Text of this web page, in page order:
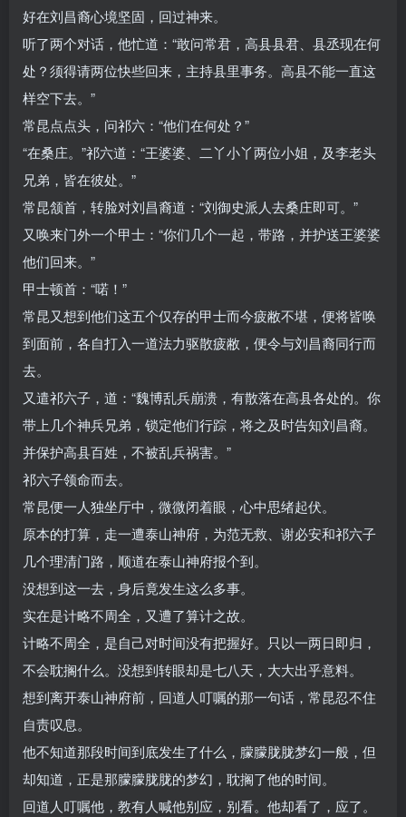
好在刘昌裔心境坚固，回过神来。
听了两个对话，他忙道：“敢问常君，高县县君、县丞现在何
处？须得请两位快些回来，主持县里事务。高县不能一直这
样空下去。”
常昆点点头，问祁六：“他们在何处？”
“在桑庄。”祁六道：“王婆婆、二丫小丫两位小姐，及李老头
兄弟，皆在彼处。”
常昆颔首，转脸对刘昌裔道：“刘御史派人去桑庄即可。”
又唤来门外一个甲士：“你们几个一起，带路，并护送王婆婆
他们回来。”
甲士顿首：“喏！”
常昆又想到他们这五个仅存的甲士而今疲敝不堪，便将皆唤
到面前，各自打入一道法力驱散疲敝，便令与刘昌裔同行而
去。
又遣祁六子，道：“魏博乱兵崩溃，有散落在高县各处的。你
带上几个神兵兄弟，锁定他们行踪，将之及时告知刘昌裔。
并保护高县百姓，不被乱兵祸害。”
祁六子领命而去。
常昆便一人独坐厅中，微微闭着眼，心中思绪起伏。
原本的打算，走一遭泰山神府，为范无救、谢必安和祁六子
几个理清门路，顺道在泰山神府报个到。
没想到这一去，身后竟发生这么多事。
实在是计略不周全，又遭了算计之故。
计略不周全，是自己对时间没有把握好。只以一两日即归，
不会耽搁什么。没想到转眼却是七八天，大大出乎意料。
想到离开泰山神府前，回道人叮嘱的那一句话，常昆忍不住
自责叹息。
他不知道那段时间到底发生了什么，朦朦胧胧梦幻一般，但
却知道，正是那朦朦胧胧的梦幻，耽搁了他的时间。
回道人叮嘱他，教有人喊他别应，别看。他却看了，应了。